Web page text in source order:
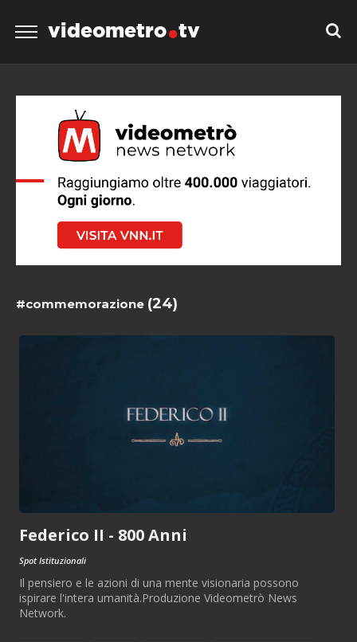
videometro tv
#commemorazione (24)
Federico II - 800 Anni
Spot Istituzionali
Il pensiero e le azioni di una mente visionaria possono
ispirare l'intera umanità.Produzione Videometrò News
Network.